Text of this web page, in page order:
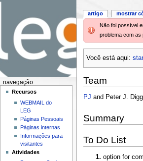
Não foi possível
problema com as
Você está aqui:
Team
PJ and Peter J.
Summary
To Do List
option for
artigo mostrar
navegação
Recursos
WEBMAIL do
LEG
Páginas Pessoais
Páginas internas
Informações para
visitantes
Atividades